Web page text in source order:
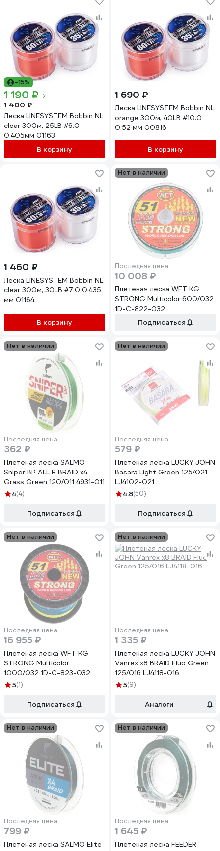
-15%
1 190 ₽
1 400 ₽
Леска LINESYSTEM Bobbin NL
clear 300м, 25LB #6.0
0.405мм 01163
В корзину
1 690 ₽
Леска LINESYSTEM Bobbin NL
orange 300м, 40LB #10.0
0.52 мм 00816
В корзину
1 460 ₽
Леска LINESYSTEM Bobbin NL
clear 300м, 30LB #7.0 0.435
мм 01164
В корзину
Нет в наличии
Последняя цена
10 008 ₽
Плетеная леска WFT KG
STRONG Multicolor 600/032
1D-C-822-032
Подписаться
Нет в наличии
Последняя цена
362 ₽
Плетеная леска SALMO
Sniper BP ALL R BRAID х4
Grass Green 120/011 4931-011
4(4)
Подписаться
Нет в наличии
Последняя цена
579 ₽
Плетеная леска LUCKY JOHN
Basara Light Green 125/021
LJ4102-021
4.8(50)
Подписаться
Нет в наличии
Последняя цена
16 955 ₽
Плетеная леска WFT KG
STRONG Multicolor
1000/032 1D-C-823-032
5(1)
Подписаться
Нет в наличии
Последняя цена
1 335 ₽
Плетеная леска LUCKY JOHN
Vanrex х8 BRAID Fluo Green
125/016 LJ4118-016
5(9)
Аналоги
Нет в наличии
Последняя цена
799 ₽
Плетеная леска SALMO Elite
Нет в наличии
Последняя цена
1 645 ₽
Плетеная леска FEEDER